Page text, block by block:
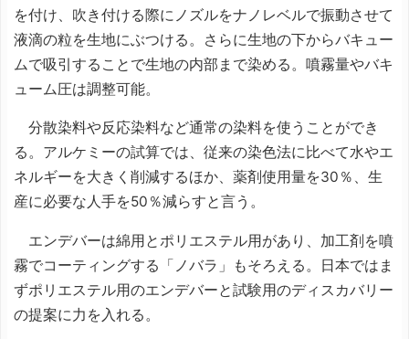
を付け、吹き付ける際にノズルをナノレベルで振動させて
液滴の粒を生地にぶつける。さらに生地の下からバキュー
ムで吸引することで生地の内部まで染める。噴霧量やバキ
ューム圧は調整可能。
分散染料や反応染料など通常の染料を使うことができ
る。アルケミーの試算では、従来の染色法に比べて水やエ
ネルギーを大きく削減するほか、薬剤使用量を30％、生
産に必要な人手を50％減らすと言う。
エンデバーは綿用とポリエステル用があり、加工剤を噴
霧でコーティングする「ノバラ」もそろえる。日本ではま
ずポリエステル用のエンデバーと試験用のディスカバリー
の提案に力を入れる。